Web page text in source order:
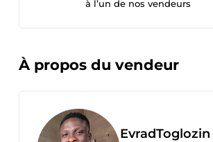
à l’un de nos vendeurs
À propos du vendeur
EvradToglozin